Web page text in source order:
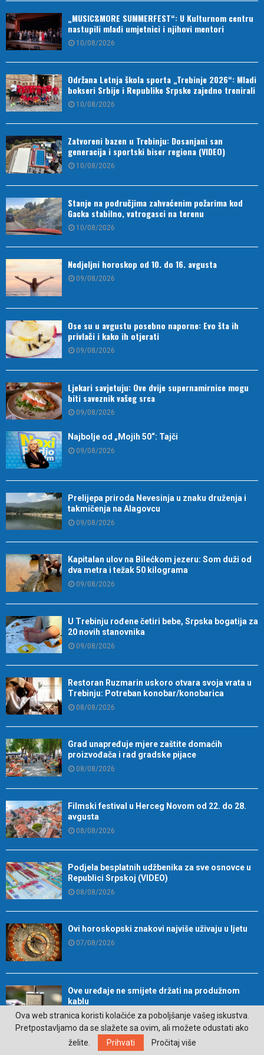
„MUSIC&MORE SUMMERFEST“: U Kulturnom centru
nastupili mladi umjetnici i njihovi mentori
10/08/2026
Održana Letnja škola sporta „Trebinje 2026“: Mladi
bokseri Srbije i Republike Srpske zajedno trenirali
10/08/2026
Zatvoreni bazen u Trebinju: Dosanjani san
generacija i sportski biser regiona (VIDEO)
10/08/2026
Stanje na područjima zahvaćenim požarima kod
Gacka stabilno, vatrogasci na terenu
10/08/2026
Nedjeljni horoskop od 10. do 16. avgusta
09/08/2026
Ose su u avgustu posebno naporne: Evo šta ih
privlači i kako ih otjerati
09/08/2026
Ljekari savjetuju: Ove dvije supernamirnice mogu
biti saveznik vašeg srca
09/08/2026
Najbolje od „Mojih 50“: Tajči
09/08/2026
Prelijepa priroda Nevesinja u znaku druženja i
takmičenja na Alagovcu
09/08/2026
Kapitalan ulov na Bilećkom jezeru: Som duži od
dva metra i težak 50 kilograma
09/08/2026
U Trebinju rođene četiri bebe, Srpska bogatija za
20 novih stanovnika
09/08/2026
Restoran Ruzmarin uskoro otvara svoja vrata u
Trebinju: Potreban konobar/konobarica
08/08/2026
Grad unapređuje mjere zaštite domaćih
proizvođača i rad gradske pijace
08/08/2026
Filmski festival u Herceg Novom od 22. do 28.
avgusta
08/08/2026
Podjela besplatnih udžbenika za sve osnovce u
Republici Srpskoj (VIDEO)
08/08/2026
Ovi horoskopski znakovi najviše uživaju u ljetu
07/08/2026
Ove uređaje ne smijete držati na produžnom
kablu
07/08/2026
Supernova predstavila „Super Sovu“ – novog AI
asistenta
Ova web stranica koristi kolačiće za poboljšanje vašeg iskustva.
Pretpostavljamo da se slažete sa ovim, ali možete odustati ako
želite.
Prihvati Pročitaj više